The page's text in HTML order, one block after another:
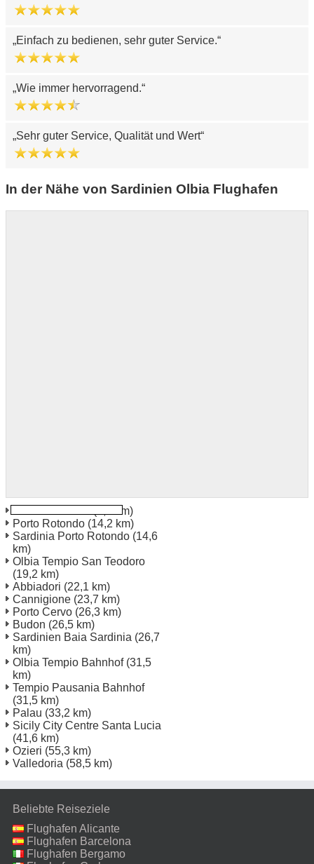
Einfach zu bedienen, sehr guter Service.
Wie immer hervorragend.
Sehr guter Service, Qualität und Wert
In der Nähe von Sardinien Olbia Flughafen
(3,8 km)
Porto Rotondo (14,2 km)
Sardinia Porto Rotondo (14,6
km)
Olbia Tempio San Teodoro
(19,2 km)
Abbiadori (22,1 km)
Cannigione (23,7 km)
Porto Cervo (26,3 km)
Budon (26,5 km)
Sardinien Baia Sardinia (26,7
km)
Olbia Tempio Bahnhof(31,5
km)
Tempio Pausania Bahnhof
(31,5 km)
Palau (33,2 km)
Sicily City Centre Santa Lucia
(41,6 km)
Ozieri (55,3 km)
Valledoria (58,5 km)
Beliebte Reiseziele
Flughafen Alicante
Flughafen Barcelona
Flughafen Bergamo